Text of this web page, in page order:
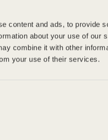
content and ads, to provide
about your use of our
combine it with other
your use of their services.